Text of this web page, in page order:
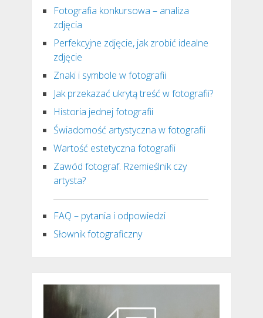
Fotografia konkursowa – analiza
zdjęcia
Perfekcyjne zdjęcie, jak zrobić idealne
zdjęcie
Znaki i symbole w fotografii
Jak przekazać ukrytą treść w fotografii?
Historia jednej fotografii
Świadomość artystyczna w fotografii
Wartość estetyczna fotografii
Zawód fotograf. Rzemieślnik czy
artysta?
FAQ – pytania i odpowiedzi
Słownik fotograficzny